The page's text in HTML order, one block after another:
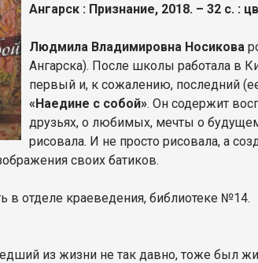
Ангарск : Признание, 2018. – 32 с. :
Людмила Владимировна Носикова
Ангарска). После школы работала в
первый и, к сожалению, последний
«Наедине с собой». Он содержит
друзьях, о любимых, мечты о
рисовала. И не просто рисовала, а
своих батиков.
в отделе краеведения, библиотеке №14.
из жизни не так давно, тоже был